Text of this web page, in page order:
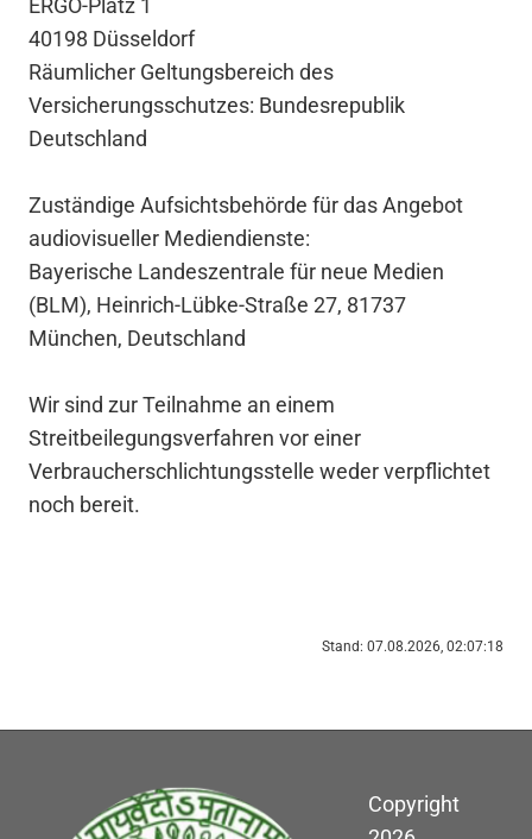
ERGO-Platz 1
40198 Düsseldorf
Räumlicher Geltungsbereich des
Versicherungsschutzes: Bundesrepublik
Deutschland
Zuständige Aufsichtsbehörde für das Angebot
audiovisueller Mediendienste:
Bayerische Landeszentrale für neue Medien
(BLM), Heinrich-Lübke-Straße 27, 81737
München, Deutschland
Wir sind zur Teilnahme an einem
Streitbeilegungsverfahren vor einer
Verbraucherschlichtungsstelle weder verpflichtet
noch bereit.
Stand: 07.08.2026, 02:07:18
Copyright